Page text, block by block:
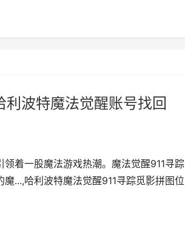
波特魔法觉醒账号找回
着一股魔法游戏热潮。魔法觉醒911寻踪
...,哈利波特魔法觉醒911寻踪觅影拼图位